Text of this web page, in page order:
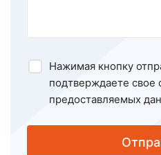
Нажимая кнопку
подтверждаете свое
предоставляемых